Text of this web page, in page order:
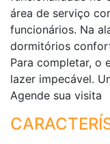
área de serviço
funcionários. Na
dormitórios
Para completar, o
lazer impecável.
Agende sua visita